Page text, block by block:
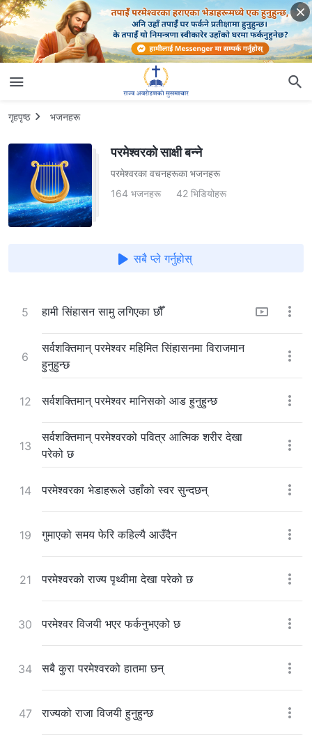
गृहपृष्ठ भजनहरू
परमेश्‍वरको साक्षी बन्‍ने
परमेश्‍वरका वचनहरूका भजनहरू
164 भजनहरू
42 भिडियोहरू
सबै प्ले गर्नुहोस्
5 हामी सिंहासन सामु लगिएका छौँ
6
सर्वशक्तिमान् परमेश्‍वर महिमित सिंहासनमा विराजमान
हुनुहुन्छ
12 सर्वशक्तिमान् परमेश्‍वर मानिसको आड हुनुहुन्छ
13
सर्वशक्तिमान् परमेश्‍वरको पवित्र आत्मिक शरीर देखा
परेको छ
14 परमेश्‍वरका भेडाहरूले उहाँको स्वर सुन्दछन्
19 गुमाएको समय फेरि कहिल्यै आउँदैन
21 परमेश्‍वरको राज्य पृथ्वीमा देखा परेको छ
30 परमेश्‍वर विजयी भएर फर्कनुभएको छ
34 सबै कुरा परमेश्‍वरको हातमा छन्
47 राज्यको राजा विजयी हुनुहुन्छ